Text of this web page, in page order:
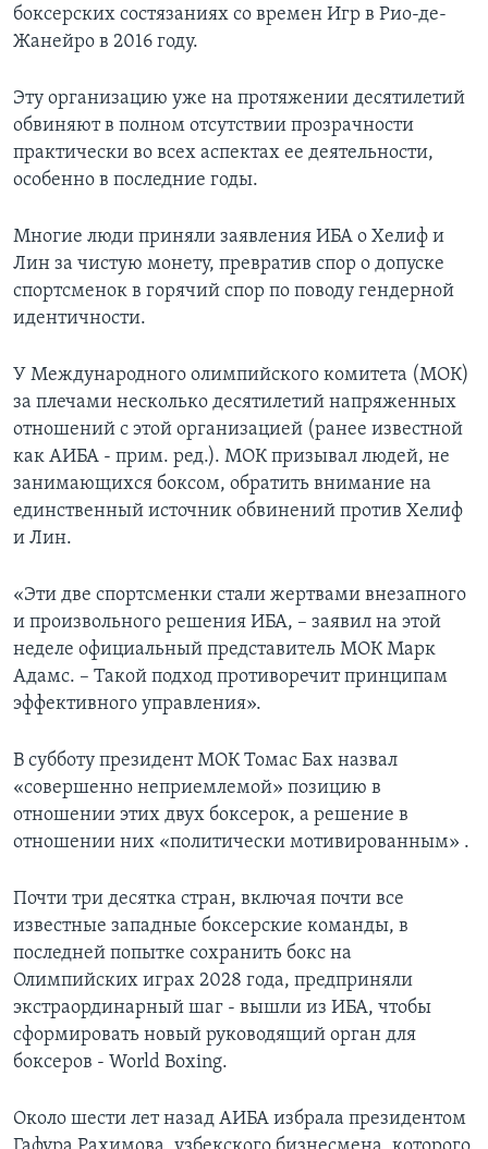
боксерских состязаниях со времен Игр в Рио-де-
Жанейро в 2016 году.
Эту организацию уже на протяжении десятилетий
обвиняют в полном отсутствии прозрачности
практически во всех аспектах ее деятельности,
особенно в последние годы.
Многие люди приняли заявления ИБА о Хелиф и
Лин за чистую монету, превратив спор о допуске
спортсменок в горячий спор по поводу гендерной
идентичности.
У Международного олимпийского комитета (МОК)
за плечами несколько десятилетий напряженных
отношений с этой организацией (ранее известной
как АИБА - прим. ред.). МОК призывал людей, не
занимающихся боксом, обратить внимание на
единственный источник обвинений против Хелиф
и Лин.
«Эти две спортсменки стали жертвами внезапного
и произвольного решения ИБА, – заявил на этой
неделе официальный представитель МОК Марк
Адамс. – Такой подход противоречит принципам
эффективного управления».
В субботу президент МОК Томас Бах назвал
«совершенно неприемлемой» позицию в
отношении этих двух боксерок, а решение в
отношении них «политически мотивированным» .
Почти три десятка стран, включая почти все
известные западные боксерские команды, в
последней попытке сохранить бокс на
Олимпийских играх 2028 года, предприняли
экстраординарный шаг - вышли из ИБА, чтобы
сформировать новый руководящий орган для
боксеров - World Boxing.
Около шести лет назад АИБА избрала президентом